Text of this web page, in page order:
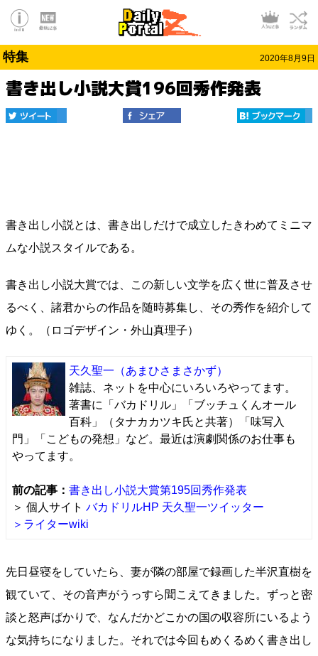
特集 2020年8月9日
書き出し小説大賞196回秀作発表
書き出し小説とは、書き出しだけで成立したきわめてミニマ
ムな小説スタイルである。
書き出し小説大賞では、この新しい文学を広く世に普及させ
るべく、諸君からの作品を随時募集し、その秀作を紹介して
ゆく。（ロゴデザイン・外山真理子）
天久聖一 （あまひさまさかず）
雑誌、ネットを中心にいろいろやってます。
著書に「バカドリル」「ブッチュくんオール
百科」（タナカカツキ氏と共著）「味写入
門」「こどもの発想」など。最近は演劇関係のお仕事も
やってます。
前の記事： 書き出し小説大賞第195回秀作発表
＞ 個人サイト バカドリルHP 天久聖一ツイッター
＞ライターwiki
先日昼寝をしていたら、妻が隣の部屋で録画した半沢直樹を
観ていて、その音声がうっすら聞こえてきました。ずっと密
談と怒声ばかりで、なんだかどこかの国の収容所にいるよう
な気持ちになりました。それでは今回もめくるめく書き出し